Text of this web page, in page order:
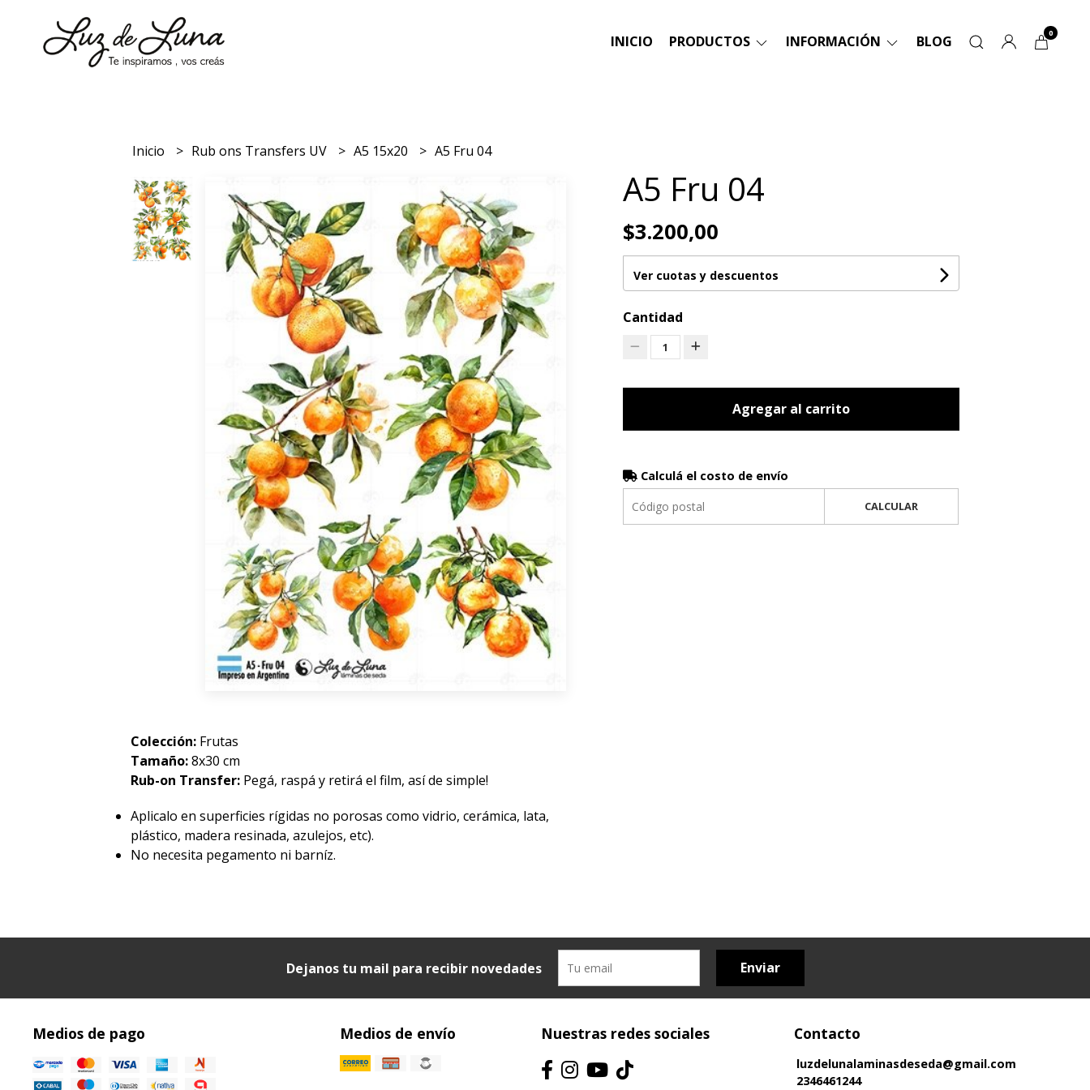
INICIO PRODUCTOS INFORMACIÓN BLOG 0
Inicio Rub ons Transfers UV A5 15x20 A5 Fru 04
Colección: Frutas
Tamaño:8x30 cm
Rub-on Transfer: Pegá, raspá y retirá el film, así de simple!
Aplicalo en superficies rígidas no porosas como vidrio, cerámica, lata,
plástico, madera resinada, azulejos, etc).
No necesita pegamento ni barníz.
A5 Fru 04
$3.200,00
Ver cuotas y descuentos
Cantidad
1
Agregar al carrito
Calculá el costo de envío
CALCULAR
Dejanos tu mail para recibir novedades Enviar
Medios de pago Medios de envío Nuestras redes sociales Contacto
luzdelunalaminasdeseda@gmail.com
2346461244